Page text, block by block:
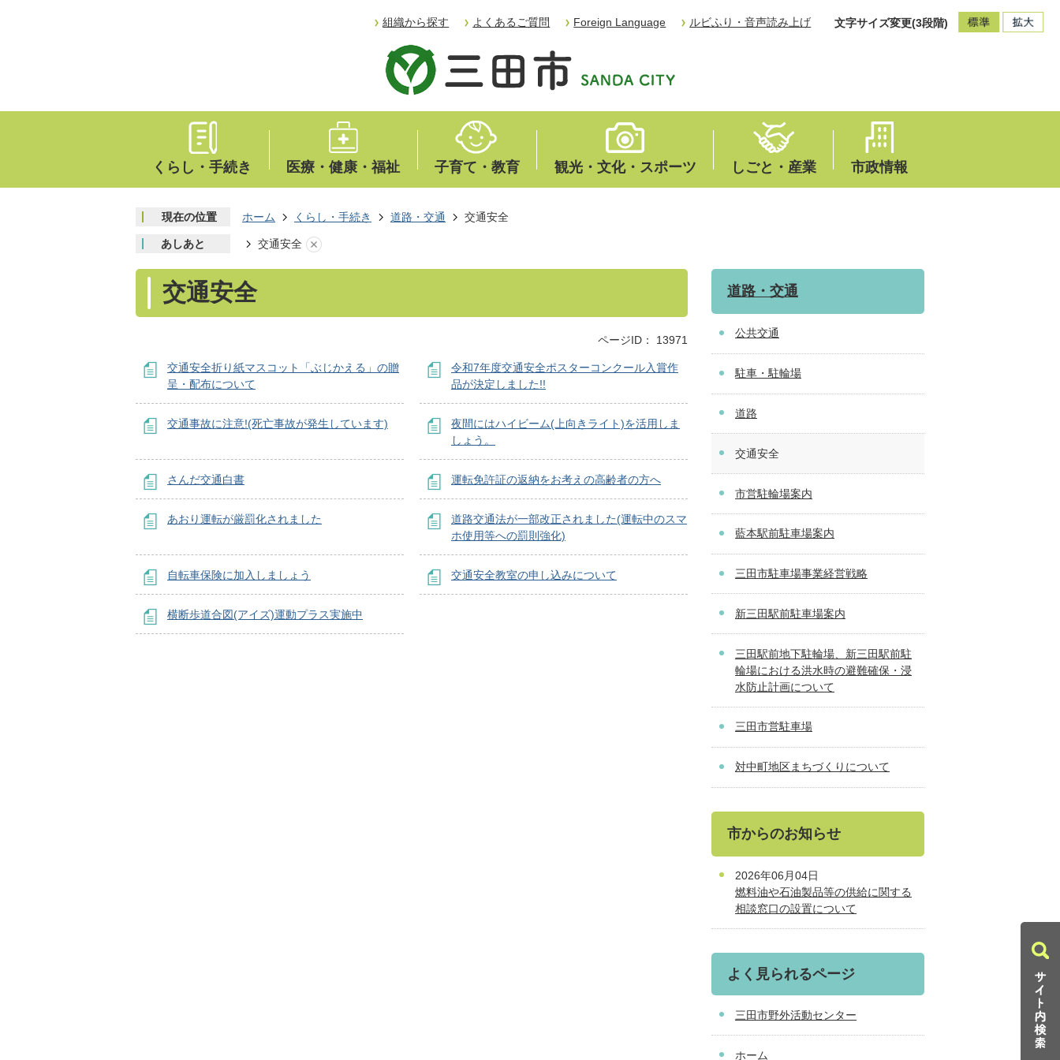
組織から探す よくあるご質問 Foreign Language ルビふり・音声読み上げ 文字サイズ変更(3段階)
くらし・手続き 医療・健康・福祉 子育て・教育 観光・文化・スポーツ しごと・産業 市政情報
現在の位置 ホーム くらし・手続き 道路・交通 交通安全
あしあと 交通安全
交通安全
ページID： 13971
交通安全折り紙マスコット「ぶじかえる」の贈
呈・配布について
令和7年度交通安全ポスターコンクール入賞作
品が決定しました!!
交通事故に注意!(死亡事故が発生しています)
夜間にはハイビーム(上向きライト)を活用しま
しょう。
さんだ交通白書 運転免許証の返納をお考えの高齢者の方へ
あおり運転が厳罰化されました
道路交通法が一部改正されました(運転中のスマ
ホ使用等への罰則強化)
自転車保険に加入しましょう 交通安全教室の申し込みについて
横断歩道合図(アイズ)運動プラス実施中
道路・交通
公共交通
駐車・駐輪場
道路
交通安全
市営駐輪場案内
藍本駅前駐車場案内
三田市駐車場事業経営戦略
新三田駅前駐車場案内
三田駅前地下駐輪場、新三田駅前駐
輪場における洪水時の避難確保・浸
水防止計画について
三田市営駐車場
対中町地区まちづくりについて
市からのお知らせ
2026年06月04日
燃料油や石油製品等の供給に関する
相談窓口の設置について
よく見られるページ
三田市野外活動センター
ホーム